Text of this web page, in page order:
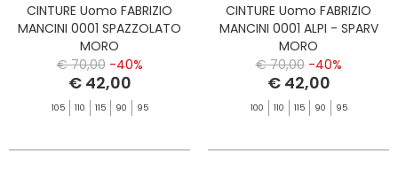
CINTURE Uomo FABRIZIO
MANCINI 0001 SPAZZOLATO
MORO
€ 70,00 -40%
€ 42,00
105 110 115 90 95
CINTURE Uomo FABRIZIO
MANCINI 0001 ALPI - SPARV
MORO
€ 70,00 -40%
€ 42,00
100 110 115 90 95